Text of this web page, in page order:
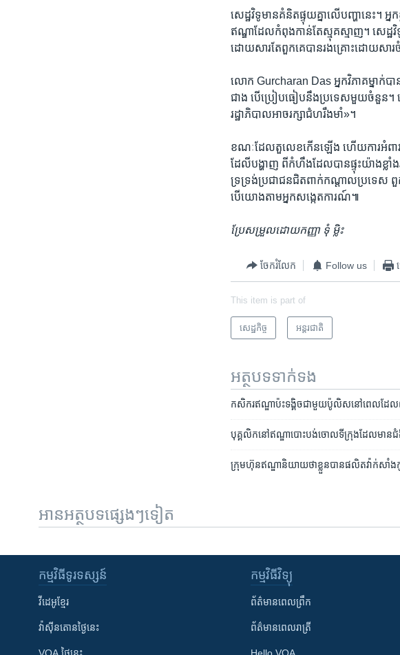
សេដ្ឋវិទូ​មាន​គំនិត​ផ្ទុយគ្នា​លើ​បញ្ហា​នេះ។ អ្
ឥណ្ឌា​ដែលកំពុង​កាន់តែ​ស្មុគស្មាញ។ សេដ្ឋ
ដោយសារតែ​ពួកគេ​បាន​រងគ្រោះ​ដោយសា
លោក Gurcharan Das អ្នក​វិភាគ​ម្នាក់​
ជាង​ ​បើប្រៀប​ធៀប​នឹង​ប្រទេស​មួយ​ចំនួន។
រដ្ឋាភិបាល​អាច​រក្សា​ជំហ​រឹង​មាំ»។​
ខណៈ​ដែល​តួលេខ​កើនឡើង ហើយ​ការអំពាវ
ដែលី​បង្ហាញ ពី​កំហឹង​ដែល​បាន​ផ្ទុះ​យ៉ាង​ខ្លាំ
ទ្រទ្រង់​ប្រជាជន​ជិត​ពាក់កណ្តាល​ប្រទេស ពួ
បើយោង​តាម​អ្នក​សង្កេតការណ៍៕
ប្រែសម្រួល​ដោយ​កញ្ញា ទុំ ​ម្លិះ
ចែករំលែក Follow us
This item is part of
សេដ្ឋកិច្ច អន្តរជាតិ
អត្ថបទ​ទាក់ទង
កសិករ​ឥណ្ឌា​ប៉ះទង្គិច​ជា​មួយ​ប៉ូលិស​នៅពេល​ដែល​ពួក
បុគ្គលិក​នៅ​ឥណ្ឌា​បោះបង់​ចោល​ទីក្រុង​ដែល​មាន​ជំងឺ​
ក្រុមហ៊ុន​ឥណ្ឌា​និយាយ​ថា​ខ្លួន​បាន​​ផលិត​វ៉ាក់សាំ
អានអត្ថបទផ្សេងៗទៀត
កម្មវិធី​ទូរទស្សន៍
វីដេអូ​ខ្មែរ
វ៉ាស៊ីនតោន​ថ្ងៃ​នេះ
កម្មវិធី​វិទ្យុ
ព័ត៌មាន​ពេល​ព្រឹក
ព័ត៌មាន​​ពេល​រាត្រី